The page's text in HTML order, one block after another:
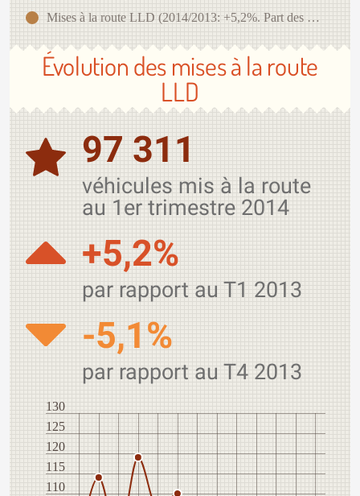
Mises à la route LLD (2014/2013: +5,2%. Part des mises à la route LLD dans le total des immatriculations VP + VU entreprises: 57%)
Évolution des mises à la route
LLD
97 311
véhicules mis à la route
au 1er trimestre 2014
+5,2%
par rapport au T1 2013
-5,1%
par rapport au T4 2013
110
115
120
125
130